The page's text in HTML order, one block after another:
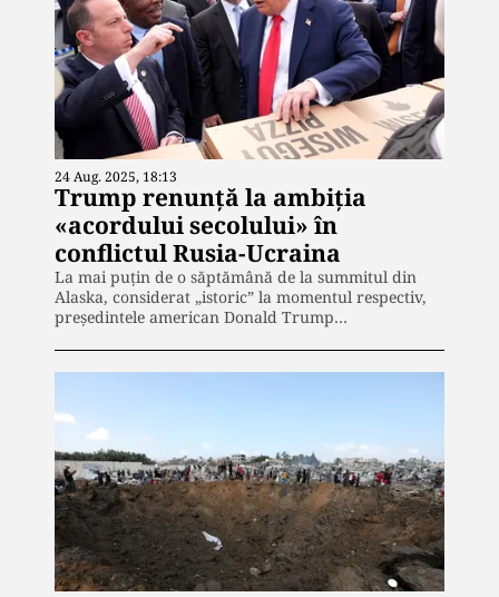
24 Aug. 2025, 18:13
Trump renunță la ambiția
«acordului secolului» în
conflictul Rusia-Ucraina
La mai puțin de o săptămână de la summitul din
Alaska, considerat „istoric” la momentul respectiv,
președintele american Donald Trump…